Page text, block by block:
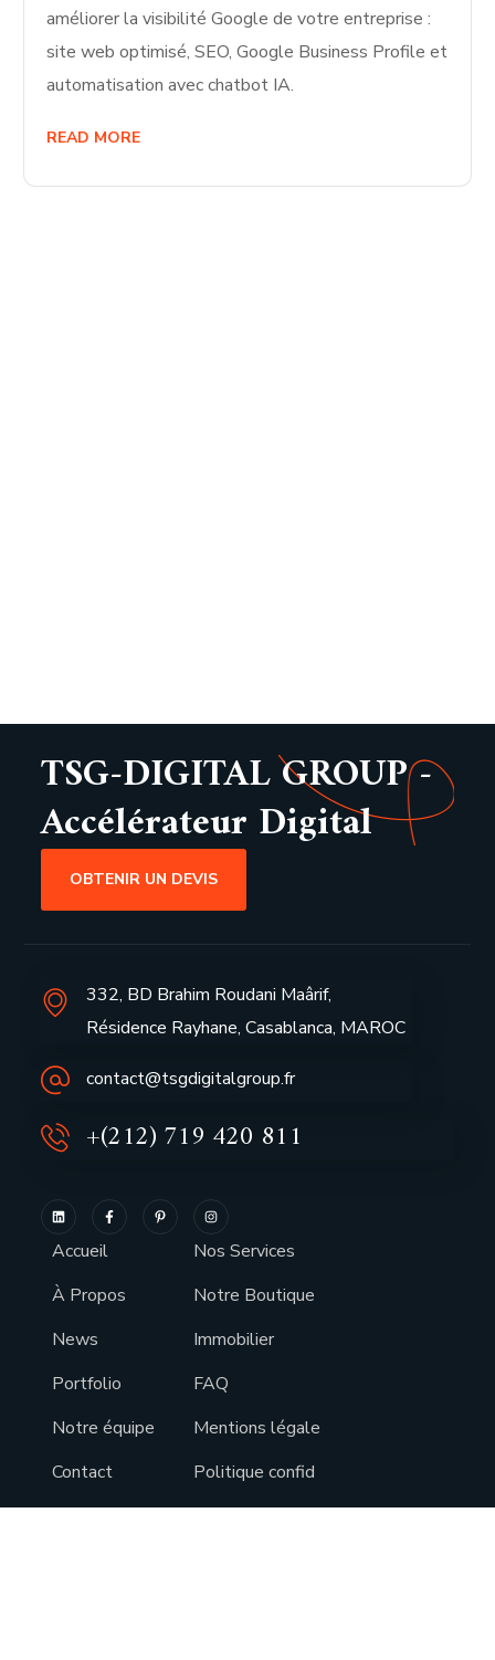
améliorer la visibilité Google de votre entreprise :
site web optimisé, SEO, Google Business Profile et
automatisation avec chatbot IA.
READ MORE
TSG-DIGITAL GROUP -
Accélérateur Digital
OBTENIR UN DEVIS
332, BD Brahim Roudani Maârif,
Résidence Rayhane, Casablanca, MAROC
contact@tsgdigitalgroup.fr
+(212) 719 420 811
Accueil
À Propos
News
Portfolio
Notre équipe
Contact
Nos Services
Notre Boutique
Immobilier
FAQ
Mentions légale
Politique confid